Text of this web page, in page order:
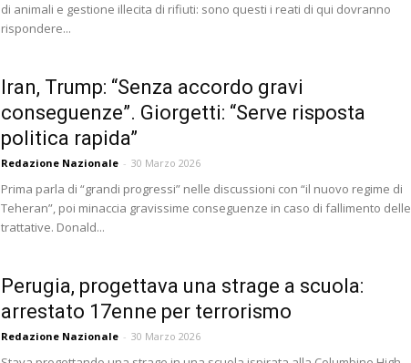
di animali e gestione illecita di rifiuti: sono questi i reati di qui dovranno
rispondere...
Iran, Trump: “Senza accordo gravi
conseguenze”. Giorgetti: “Serve risposta
politica rapida”
Redazione Nazionale - 30 Marzo 2026
Prima parla di “grandi progressi” nelle discussioni con “il nuovo regime di
Teheran”, poi minaccia gravissime conseguenze in caso di fallimento delle
trattative. Donald...
Perugia, progettava una strage a scuola:
arrestato 17enne per terrorismo
Redazione Nazionale - 30 Marzo 2026